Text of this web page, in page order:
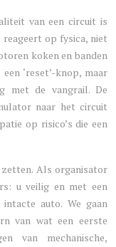
van een circuit is
op fysica, niet
koken en banden
‘reset’-knop, maar
met de vangrail. De
naar het circuit
op risico’s die een
Als organisator
u veilig en met een
auto. We gaan
van wat een eerste
van mechanische,